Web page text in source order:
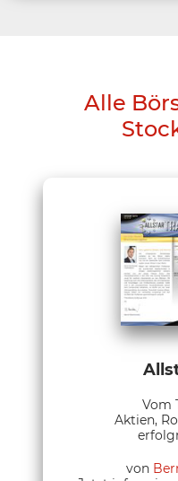
Alle
Vom
Aktien,
von